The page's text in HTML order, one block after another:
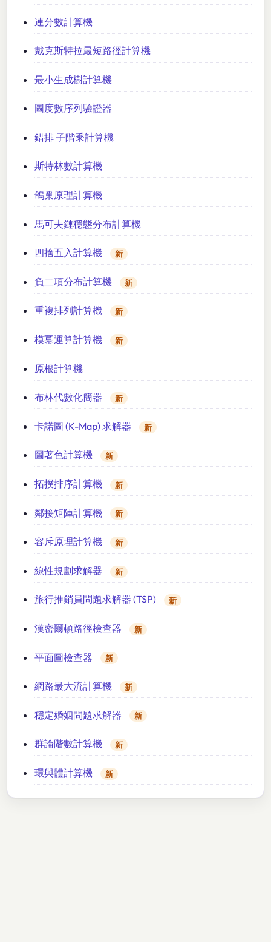
連分數計算機
戴克斯特拉最短路徑計算機
最小生成樹計算機
圖度數序列驗證器
錯排 子階乘計算機
斯特林數計算機
鴿巢原理計算機
馬可夫鏈穩態分布計算機
四捨五入計算機 新
負二項分布計算機 新
重複排列計算機 新
模冪運算計算機 新
原根計算機
布林代數化簡器 新
卡諾圖 (K-Map) 求解器 新
圖著色計算機 新
拓撲排序計算機 新
鄰接矩陣計算機 新
容斥原理計算機 新
線性規劃求解器 新
旅行推銷員問題求解器 (TSP) 新
漢密爾頓路徑檢查器 新
平面圖檢查器 新
網路最大流計算機 新
穩定婚姻問題求解器 新
群論階數計算機 新
環與體計算機 新